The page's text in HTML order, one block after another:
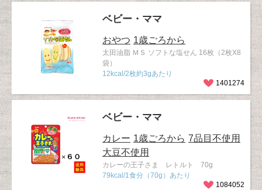
ベビー・ママ
おやつ 1歳ごろから
太田油脂 ＭＳ ソフトな塩せん 16枚（2枚X8
袋）
12kcal/2枚約3gあたり
1401274
ベビー・ママ
カレー 1歳ごろから 7品目不使用
大豆不使用
カレーの王子さま レトルト 70g
79kcal/1食分（70g）あたり
1084052